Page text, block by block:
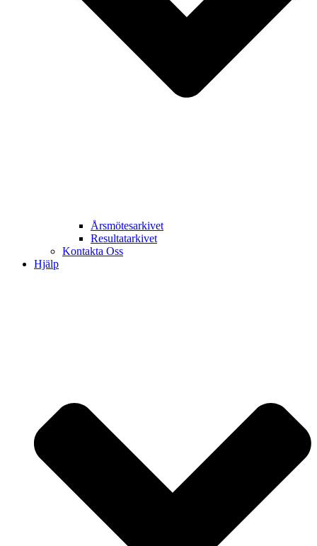
Årsmötesarkivet
Resultatarkivet
Kontakta Oss
Hjälp